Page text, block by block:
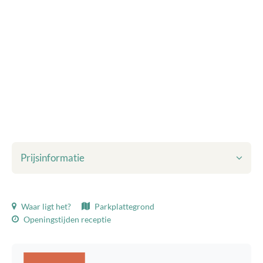
Prijsinformatie
Getoonde prijzen zijn inclusief:
Toeristenbelasting
Bedlinnen
WiFi
Waar ligt het?
Parkplattegrond
Openingstijden receptie